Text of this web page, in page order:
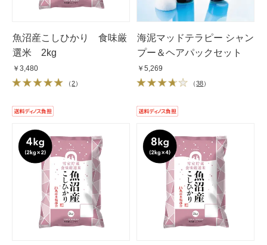
魚沼産こしひかり 食味厳
選米 2kg
￥3,480
（2）
海泥マッドテラピー シャン
プー＆ヘアパックセット
￥5,269
（38）